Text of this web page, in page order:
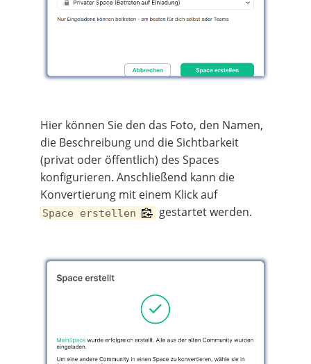
Hier können Sie den das Foto, den Namen,
die Beschreibung und die Sichtbarkeit
(privat oder öffentlich) des Spaces
konfigurieren. Anschließend kann die
Konvertierung mit einem Klick auf
Space erstellen gestartet werden.